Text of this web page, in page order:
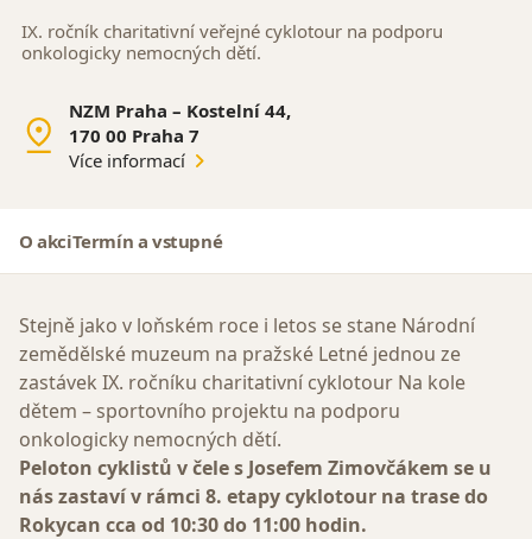
IX. ročník charitativní veřejné cyklotour na podporu
onkologicky nemocných dětí.
NZM Praha – Kostelní 44,
170 00 Praha 7
Více informací
O akciTermín a vstupné
Stejně jako v loňském roce i letos se stane Národní
zemědělské muzeum na pražské Letné jednou ze
zastávek IX. ročníku charitativní cyklotour Na kole
dětem – sportovního projektu na podporu
onkologicky nemocných dětí.
Peloton cyklistů v čele s Josefem Zimovčákem se u
nás zastaví v rámci 8. etapy cyklotour na trase do
Rokycan cca od 10:30 do 11:00 hodin.